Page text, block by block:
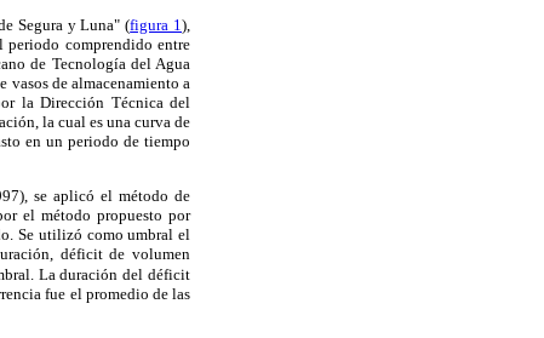
Segura y Luna" (figura 1),
periodo comprendido entre
de Tecnología del Agua
de almacenamiento a
la Dirección Técnica del
la cual es una curva de
en un periodo de tiempo
se aplicó el método de
el método propuesto por
Se utilizó como umbral el
déficit de volumen
La duración del déficit
fue el promedio de las